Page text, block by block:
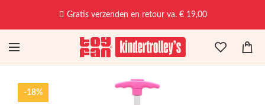
Gratis verzenden en retour va. € 19,00
-18%